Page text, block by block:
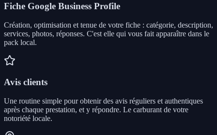
Fiche Google Business Profile
Création, optimisation et tenue de votre fiche : catégorie, description,
services, photos, réponses. C'est elle qui vous fait apparaître dans le
pack local.
Avis clients
Une routine simple pour obtenir des avis réguliers et authentiques
après chaque prestation, et y répondre. Le carburant de votre
notoriété locale.